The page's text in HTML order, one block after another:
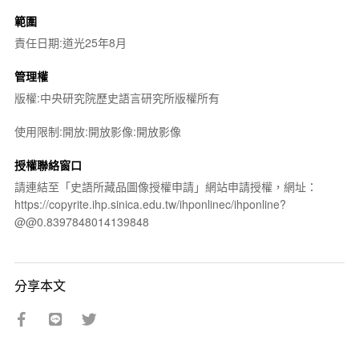
範圍
責任日期:道光25年8月
管理權
版權:中央研究院歷史語言研究所版權所有
使用限制:開放:開放影像:開放影像
授權聯絡窗口
請連結至「史語所藏品圖像授權申請」網站申請授權，網址：
https://copyrite.ihp.sinica.edu.tw/ihponlinec/ihponline?
@@0.8397848014139848
分享本文